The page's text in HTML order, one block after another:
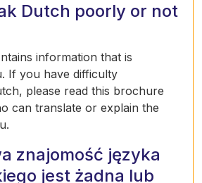
Dutch poorly or not
information that is
If you have difficulty
please read this brochure
can translate or explain the
znajomość języka
jest żadna lub